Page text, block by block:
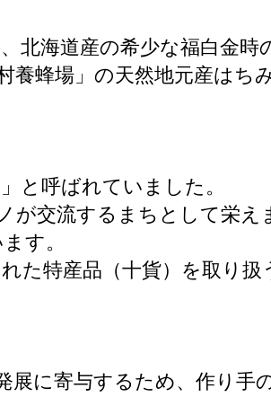
北海道産の希少な福白金時
養蜂場」の天然地元産はち
と呼ばれていました。
が交流するまちとして栄え
す。
た特産品（十貨）を取り扱
展に寄与するため、作り手